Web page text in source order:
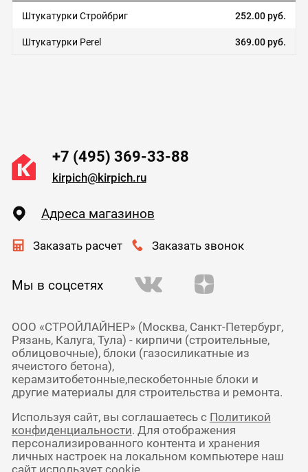
Штукатурки Стройбриг 252.00 руб.
Штукатурки Perel 369.00 руб.
+7 (495) 369-33-88
kirpich@kirpich.ru
Адреса магазинов
Заказать расчет Заказать звонок
Мы в соцсетях
ООО «СТРОЙЛАЙНЕР» (Москва, Санкт-Петербург,
Рязань, Калуга, Тула) - кирпичи (строительные,
облицовочные), блоки (газосиликатные из
ячеистого бетона),
керамзитобетонные,пескобетонные блоки и
другие материалы для строительства и ремонта.
Используя сайт, вы соглашаетесь с Политикой
конфиденциальности. Для отображения
персонализированного контента и хранения
личных настроек на локальном компьютере наш
сайт использует cookie.